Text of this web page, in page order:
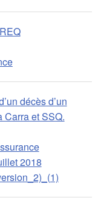
décès d’un
Carra et SSQ.
2018